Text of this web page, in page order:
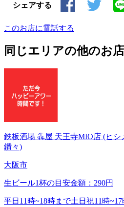
シェアする
このお店に電話する
同じエリアの他のお
鉄板酒場 犇屋 天王寺MIO店 (ヒ
鑽々)
大阪市
生ビール1杯の目安金額：290円
平日11時~18時まで土日祝11時